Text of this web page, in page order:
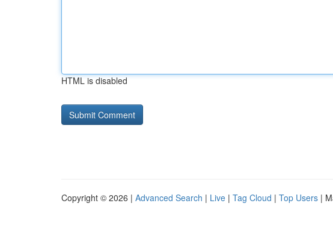
HTML is disabled
Copyright © 2026 | Advanced Search | Live | Tag Cloud | Top Users |